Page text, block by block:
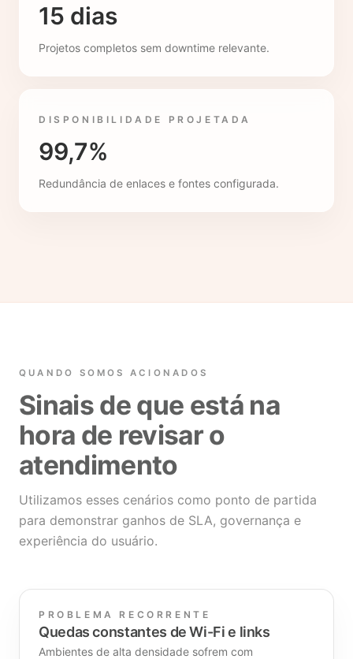
15 dias
Projetos completos sem downtime relevante.
DISPONIBILIDADE PROJETADA
99,7%
Redundância de enlaces e fontes configurada.
QUANDO SOMOS ACIONADOS
Sinais de que está na
hora de revisar o
atendimento
Utilizamos esses cenários como ponto de partida
para demonstrar ganhos de SLA, governança e
experiência do usuário.
PROBLEMA RECORRENTE
Quedas constantes de Wi-Fi e links
Ambientes de alta densidade sofrem com